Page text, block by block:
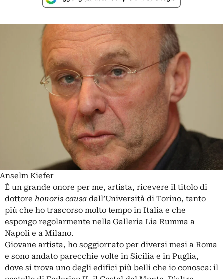
Anselm Kiefer
È un grande onore per me, artista, ricevere il titolo di
dottore honoris causa dall’Università di Torino, tanto
più che ho trascorso molto tempo in Italia e che
espongo regolarmente nella Galleria Lia Rumma a
Napoli e a Milano.
Giovane artista, ho soggiornato per diversi mesi a Roma
e sono andato parecchie volte in Sicilia e in Puglia,
dove si trova uno degli edifici più belli che io conosca: il